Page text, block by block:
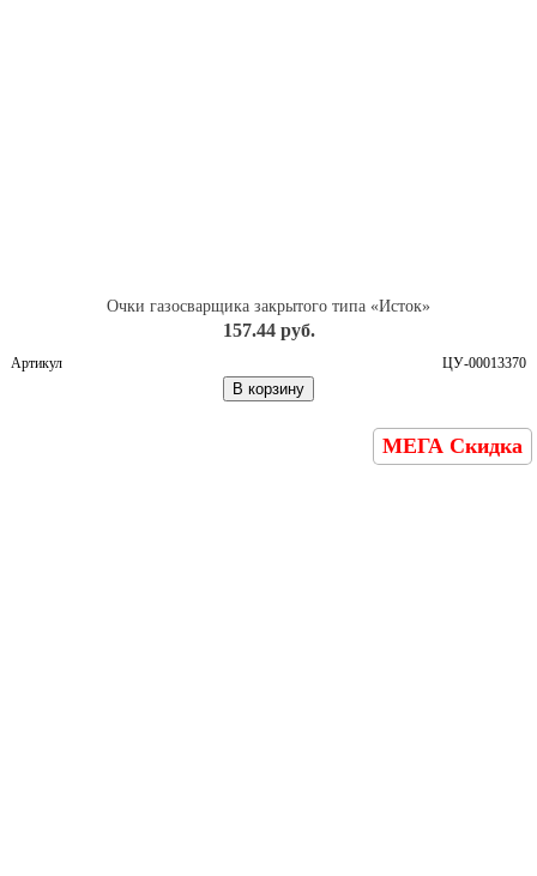
Очки газосварщика закрытого типа «Исток»
157.44 руб.
Артикул ЦУ-00013370
В корзину
МЕГА Скидка